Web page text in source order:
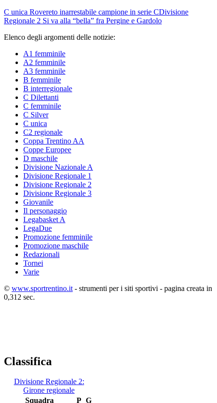
C unica Rovereto inarrestabile campione in serie CDivisione
Regionale 2 Si va alla “bella” fra Pergine e Gardolo
Elenco degli argomenti delle notizie:
A1 femminile
A2 femminile
A3 femminile
B femminile
B interregionale
C Dilettanti
C femminile
C Silver
C unica
C2 regionale
Coppa Trentino AA
Coppe Europee
D maschile
Divisione Nazionale A
Divisione Regionale 1
Divisione Regionale 2
Divisione Regionale 3
Giovanile
Il personaggio
Legabasket A
LegaDue
Promozione femminile
Promozione maschile
Redazionali
Tornei
Varie
© www.sportrentino.it - strumenti per i siti sportivi - pagina creata in
0,312 sec.
Classifica
Divisione Regionale 2:
Girone regionale
Squadra
P G